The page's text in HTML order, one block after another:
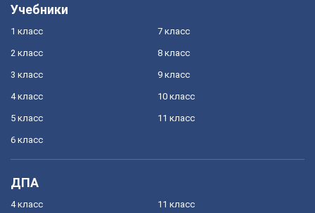
Учебники
1 класс
2 класс
3 класс
4 класс
5 класс
6 класс
7 класс
8 класс
9 класс
10 класс
11 класс
ДПА
4 класс 11 класс